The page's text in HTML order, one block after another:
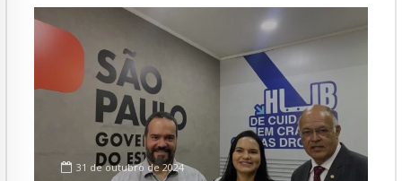
31 de outubro de 2024